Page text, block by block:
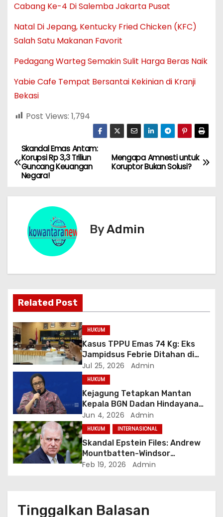
Cabang Ke-4 Di Salemba Jakarta Pusat
Natal Di Jepang, Kentucky Fried Chicken (KFC)
Salah Satu Makanan Favorit
Pedagang Warteg Semakin Sulit Harga Beras Naik
Yabie Cafe Tempat Bersantai Kekinian di Kranji
Bekasi
Post Views: 1,794
N
a
v
s
p
o
s
Mengapa Amnesti untuk
Koruptor Bukan Solusi?
Skandal Emas Antam:
Korupsi Rp 3,3 Triliun
Guncang Keuangan
Negara!
ByAdmin
Related Post
HUKUM
Kasus TPPU Emas 74 Kg: Eks
Jampidsus Febrie Ditahan di
Rutan KPK, Kuntadi Dilantik Jadi
Jampidsus Baru
Jul 25, 2026 Admin
HUKUM
Kejagung Tetapkan Mantan
Kepala BGN Dadan Hindayana
dan Dua Wakilnya Sebagai
Tersangka Korupsi MBG
Jun 4, 2026 Admin
HUKUM INTERNASIONAL
Skandal Epstein Files: Andrew
Mountbatten-Windsor
Ditangkap Atas Dugaan
Feb 19, 2026 Admin
Tinggalkan Balasan